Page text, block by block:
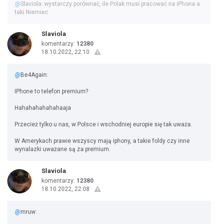
@Slaviola: wystarczy porównać, ile Polak musi pracować na iPhona a
taki Niemiec
Slaviola
komentarzy: 12380
18.10.2022, 22:10
@ Be4Again:
IPhone to telefon premium?
Hahahahahahahaaja
Przecież tylko u nas, w Polsce i wschodniej europie się tak uważa.
W Amerykach prawie wszyscy mają iphony, a takie foldy czy inne
wynalazki uważane są za premium.
Slaviola
komentarzy: 12380
18.10.2022, 22:08
@mruw: